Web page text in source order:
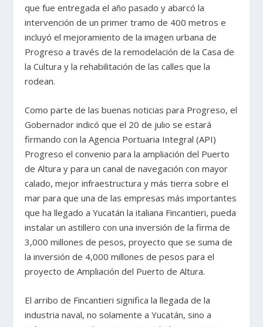
que fue entregada el año pasado y abarcó la
intervención de un primer tramo de 400 metros e
incluyó el mejoramiento de la imagen urbana de
Progreso a través de la remodelación de la Casa de
la Cultura y la rehabilitación de las calles que la
rodean.
Como parte de las buenas noticias para Progreso, el
Gobernador indicó que el 20 de julio se estará
firmando con la Agencia Portuaria Integral (API)
Progreso el convenio para la ampliación del Puerto
de Altura y para un canal de navegación con mayor
calado, mejor infraestructura y más tierra sobre el
mar para que una de las empresas más importantes
que ha llegado a Yucatán la italiana Fincantieri, pueda
instalar un astillero con una inversión de la firma de
3,000 millones de pesos, proyecto que se suma de
la inversión de 4,000 millones de pesos para el
proyecto de Ampliación del Puerto de Altura.
El arribo de Fincantieri significa la llegada de la
industria naval, no solamente a Yucatán, sino a